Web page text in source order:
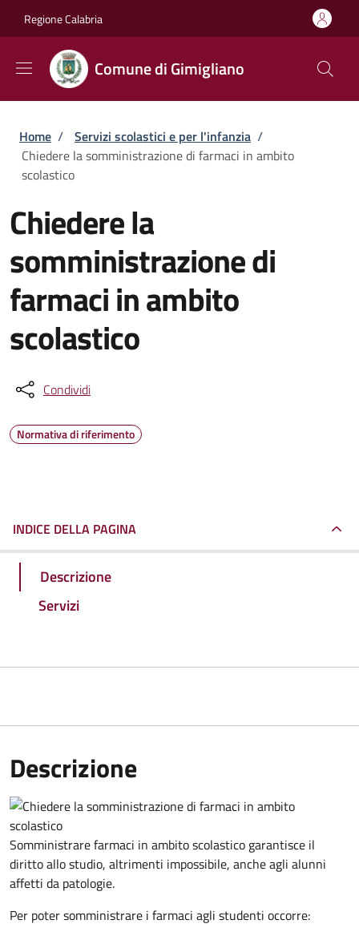
Regione Calabria
Comune di Gimigliano
Briciole di pane
Home / Servizi scolastici e per l'infanzia /
Chiedere la somministrazione di farmaci in ambito
scolastico
Chiedere la
somministrazione di
farmaci in ambito
scolastico
Condividi
Normativa di riferimento
INDICE DELLA PAGINA
Descrizione
Servizi
Descrizione
Somministrare farmaci in ambito scolastico garantisce il
diritto allo studio, altrimenti impossibile, anche agli alunni
affetti da patologie.
Per poter somministrare i farmaci agli studenti occorre: